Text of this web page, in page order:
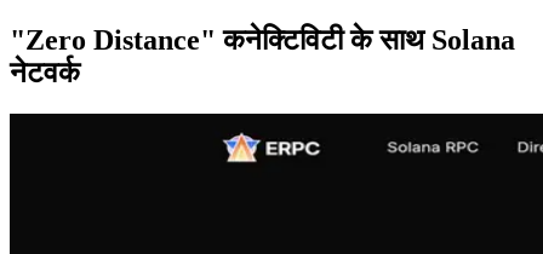
"Zero Distance" कनेक्टिविटी के साथ Solana
नेटवर्क